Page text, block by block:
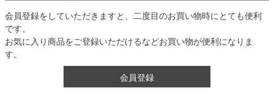
会員登録をしていただきますと、二度目のお買い物時にとても便利
です。
お気に入り商品をご登録いただけるなどお買い物が便利になりま
す。
会員登録